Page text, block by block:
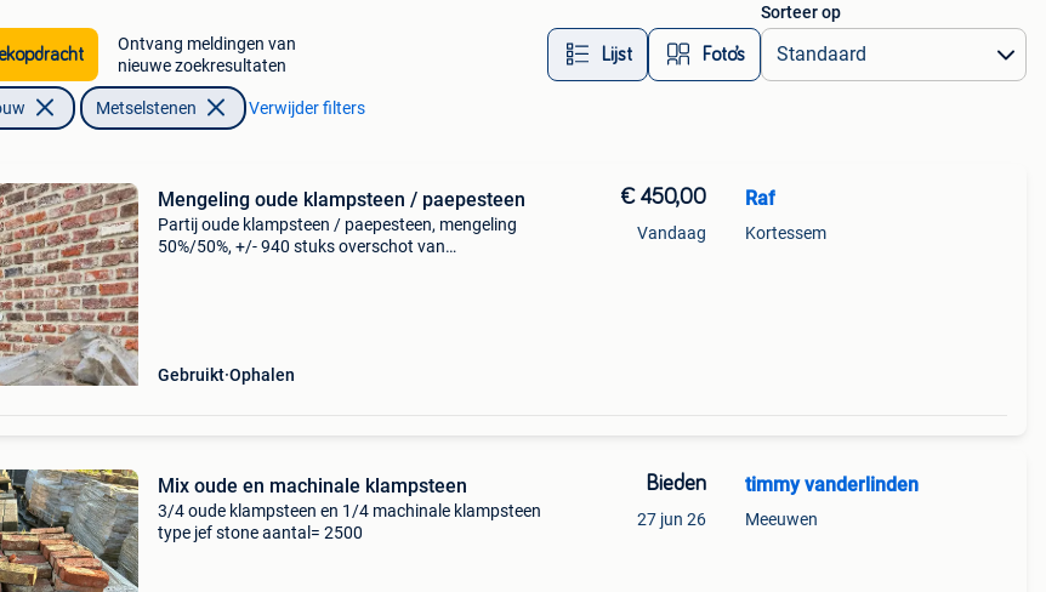
Ontvang meldingen van
nieuwe zoekresultaten
Lijst Foto’s
Sorteer op
Metselstenen Verwijder filters
Mengeling oude klampsteen / paepesteen
Partij oude klampsteen / paepesteen, mengeling
50%/50%, +/- 940 stuks overschot van
Gebruikt Ophalen
€ 450,00
Vandaag
Raf
Kortessem
Mix oude en machinale klampsteen
3/4 oude klampsteen en 1/4 machinale klampsteen
type jef stone aantal= 2500
Bieden
27 jun 26
timmy vanderlinden
Meeuwen